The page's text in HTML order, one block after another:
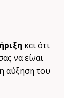
και ότι
να είναι
αύξηση του